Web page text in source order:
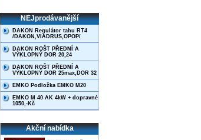
NEJprodávanější
DAKON Regulátor tahu RT4
/DAKON,VIADRUS,OPOP/
DAKON ROŠT PŘEDNÍ A
VÝKLOPNÝ DOR 20,24
DAKON ROŠT PŘEDNÍ A
VÝKLOPNÝ DOR 25max,DOR 32
EMKO Podložka EMKO M20
EMKO M 40 AK 4kW + dopravné
1050,-Kč
Akční nabídka